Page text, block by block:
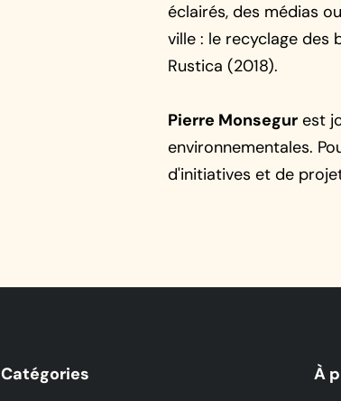
éclairés, des médias
ville : le recyclage
Rustica (2018).
Pierre Monsegur est
environnementales.
d'initiatives et de
Catégories À